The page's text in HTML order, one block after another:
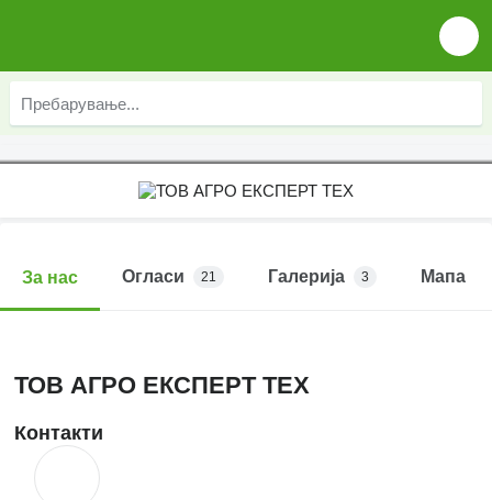
За нас Огласи 21 Галерија 3 Мапа
ТОВ АГРО ЕКСПЕРТ ТЕХ
Контакти